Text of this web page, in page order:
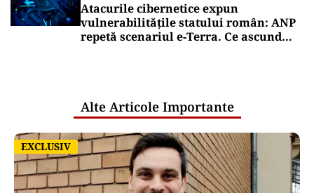
Atacurile cibernetice expun
vulnerabilitățile statului român: ANP
repetă scenariul e‑Terra. Ce ascund
Alte Articole Importante
EXCLUSIV
EXCLUSIV